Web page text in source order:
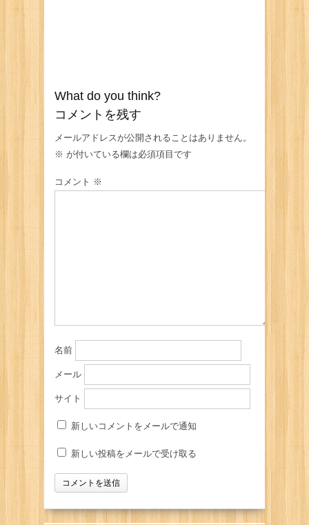
What do you think?
コメントを残す
メールアドレスが公開されることはありません。
※ が付いている欄は必須項目です
コメント ※
名前
メール
サイト
新しいコメントをメールで通知
新しい投稿をメールで受け取る